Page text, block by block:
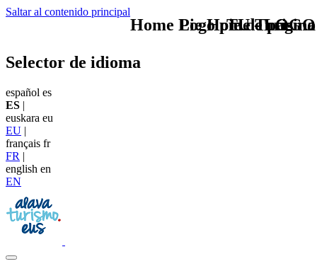
Saltar al contenido principal
TU - LOGO
Selector de idioma
español es
ES |
euskara eu
EU |
français fr
FR |
english en
EN
Home Logo pie de página
Pie Home Turismo